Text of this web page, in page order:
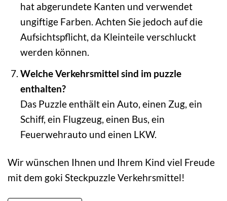
hat abgerundete Kanten und verwendet
ungiftige Farben. Achten Sie jedoch auf die
Aufsichtspflicht, da Kleinteile verschluckt
werden können.
Welche Verkehrsmittel sind im puzzle
enthalten?
Das Puzzle enthält ein Auto, einen Zug, ein
Schiff, ein Flugzeug, einen Bus, ein
Feuerwehrauto und einen LKW.
Wir wünschen Ihnen und Ihrem Kind viel Freude
mit dem goki Steckpuzzle Verkehrsmittel!